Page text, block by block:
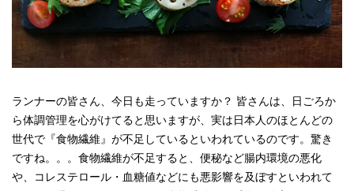
ランナーの皆さん、今日も走っていますか？ 皆さんは、日ごろか
ら体調管理を心がけてると思いますが、実は日本人のほとんどの
世代で『食物繊維』が不足しているといわれているのです。驚き
ですね。。。食物繊維が不足すると、便秘など腸内環境の悪化
や、コレステロール・血糖値などにも悪影響を及ぼすといわれて